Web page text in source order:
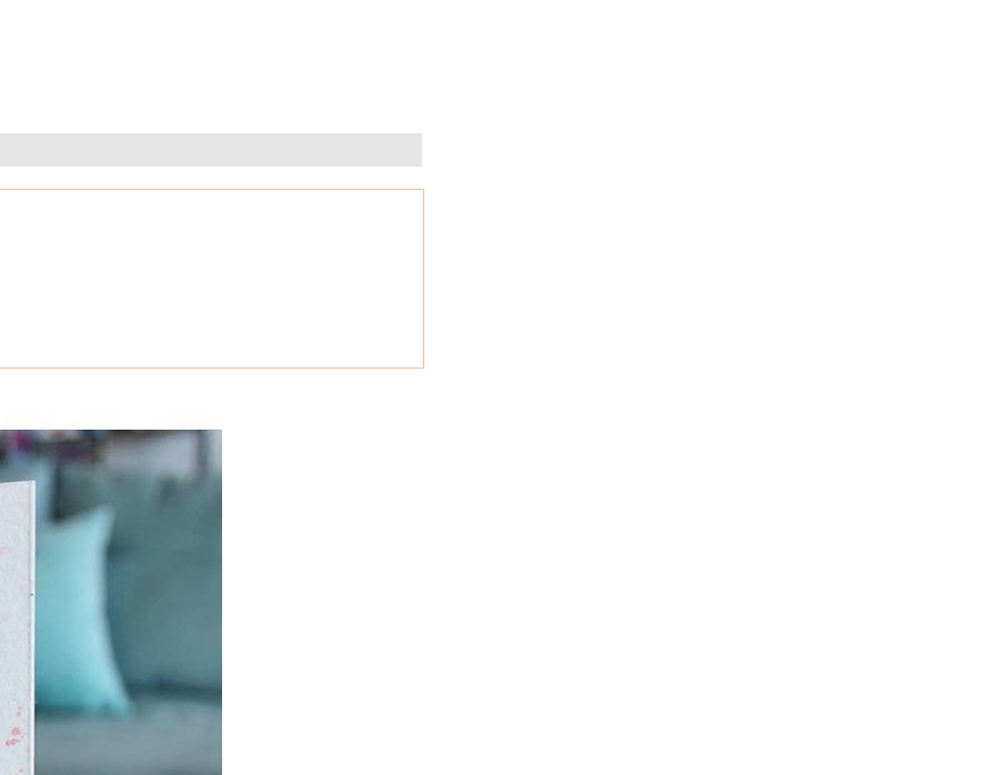
最全纹身资讯服务平台，每周放送国内外精彩纹身图
词即可自助查询相关纹身图文信息，或回复“１”访